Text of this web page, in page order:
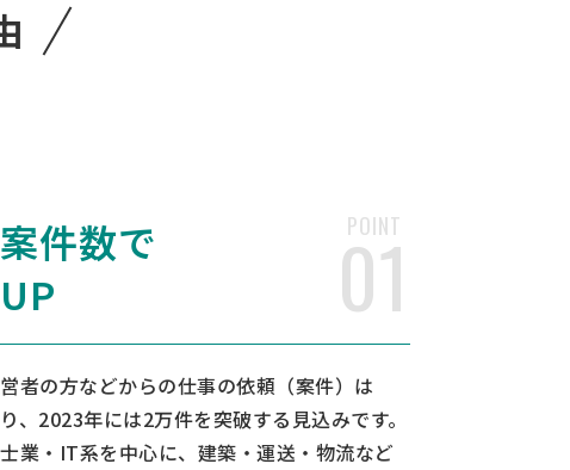
POINT
01
件数で
者の方などからの仕事の依頼（案件）は
、2023年には2万件を突破する見込みです。
業・IT系を中心に、建築・運送・物流など